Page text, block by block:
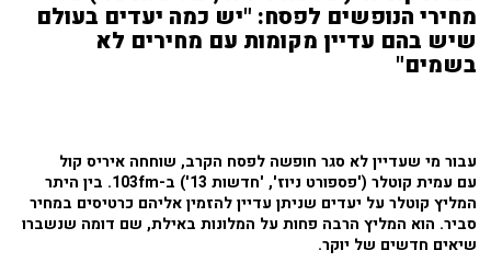
מחירי הנופשים לפסח: "יש כמה יעדים בעולם
שיש בהם עדיין מקומות עם מחירים לא
בשמים"
עבור מי שעדיין לא סגר חופשה לפסח הקרב, שוחחה איריס קול
עם עמית קוטלר ('פספורט ניוז', 'חדשות 13') ב-103fm. בין היתר
המליץ קוטלר על יעדים שניתן עדיין להזמין אליהם כרטיסים במחיר
סביר. הוא המליץ הרבה פחות על המלונות באילת, שם דומה שנשברו
שיאים חדשים של יוקר.